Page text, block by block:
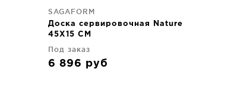
SAGAFORM
Доска сервировочная Nature
45X15 CM
Под заказ
6 896 руб